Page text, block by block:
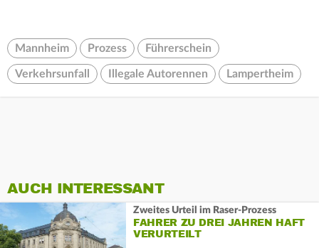
Mannheim Prozess Führerschein
Verkehrsunfall Illegale Autorennen Lampertheim
AUCH INTERESSANT
Zweites Urteil im Raser-Prozess
FAHRER ZU DREI JAHREN HAFT
VERURTEILT